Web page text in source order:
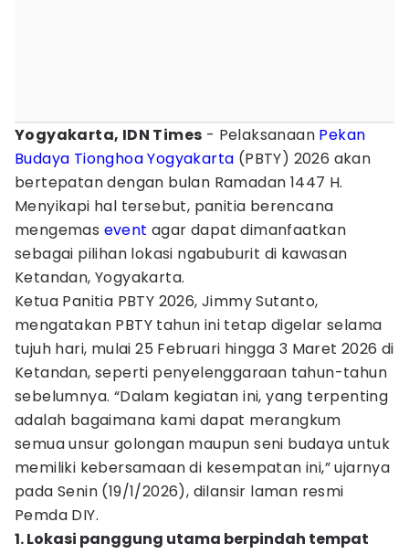
Yogyakarta, IDN Times - Pelaksanaan Pekan
Budaya Tionghoa Yogyakarta (PBTY) 2026 akan
bertepatan dengan bulan Ramadan 1447 H.
Menyikapi hal tersebut, panitia berencana
mengemas event agar dapat dimanfaatkan
sebagai pilihan lokasi ngabuburit di kawasan
Ketandan, Yogyakarta.
Ketua Panitia PBTY 2026, Jimmy Sutanto,
mengatakan PBTY tahun ini tetap digelar selama
tujuh hari, mulai 25 Februari hingga 3 Maret 2026 di
Ketandan, seperti penyelenggaraan tahun-tahun
sebelumnya. “Dalam kegiatan ini, yang terpenting
adalah bagaimana kami dapat merangkum
semua unsur golongan maupun seni budaya untuk
memiliki kebersamaan di kesempatan ini,” ujarnya
pada Senin (19/1/2026), dilansir laman resmi
Pemda DIY.
1. Lokasi panggung utama berpindah tempat